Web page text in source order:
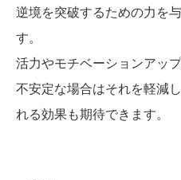
逆境を突破するための力を
す。
活力やモチベーションアッ
不安定な場合はそれを軽減
れる効果も期待できます。